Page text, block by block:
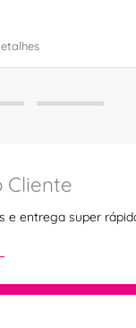
Cliente
e entrega super